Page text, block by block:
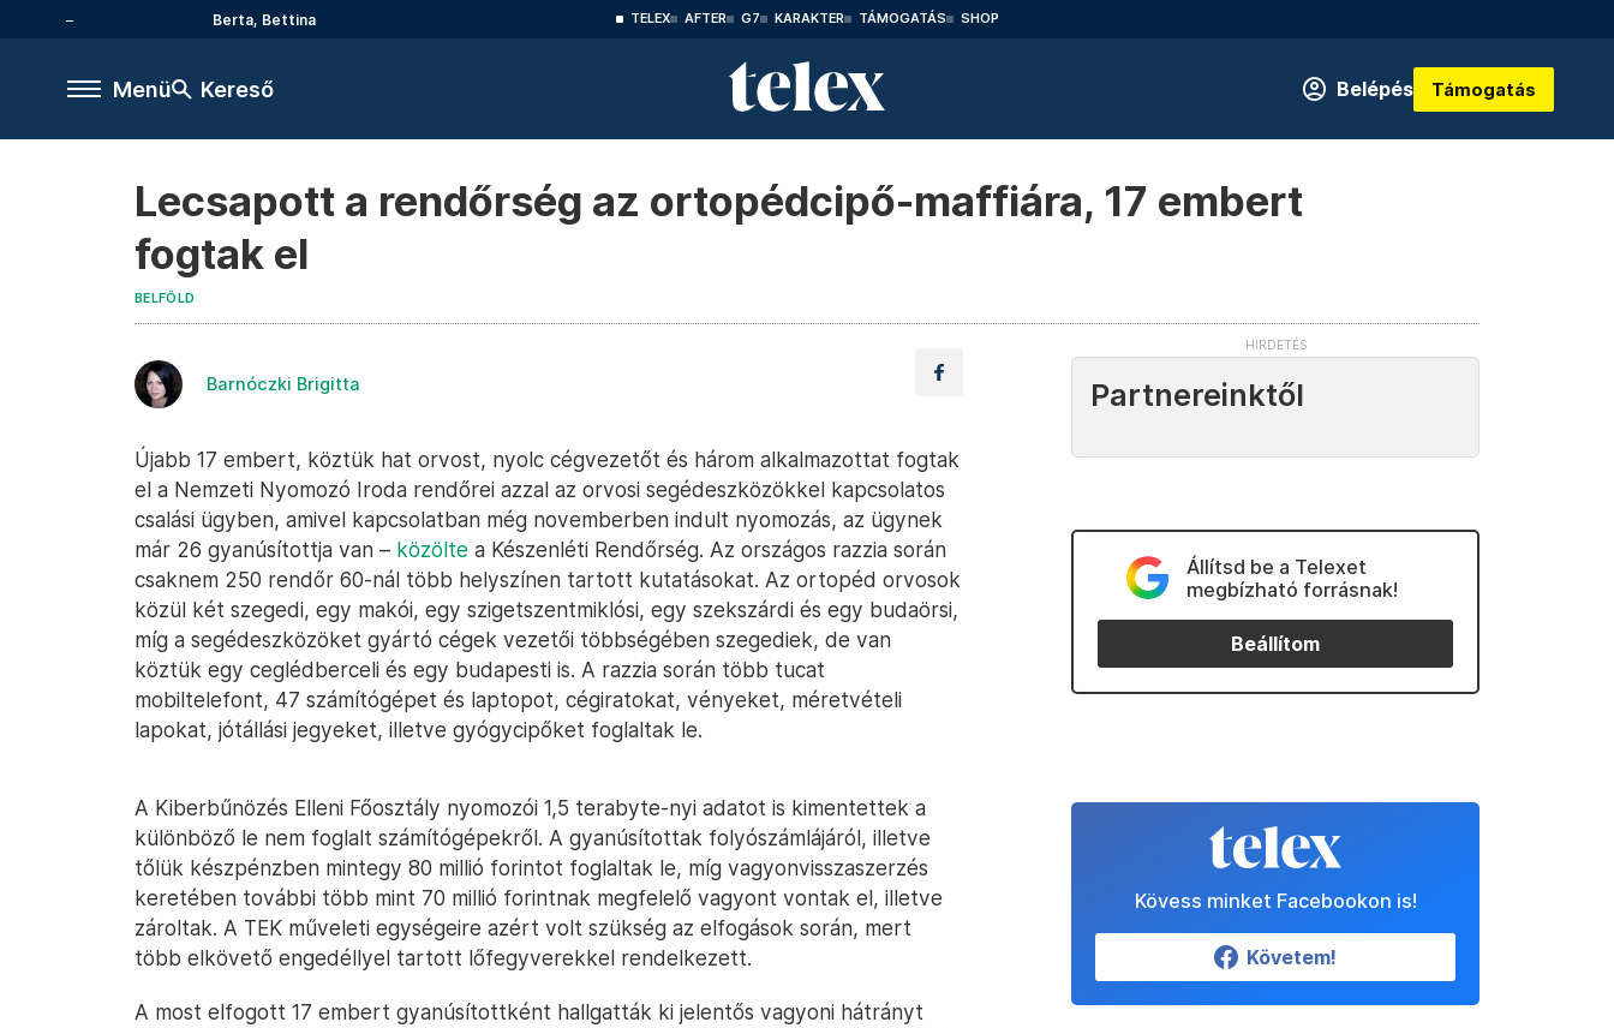
Berta, Bettina TELEX AFTER G7 KARAKTER TÁMOGATÁS SHOP
Menü Kereső Belépés Támogatás
Lecsapott a rendőrség az ortopédcipő-maffiára, 17 embert
fogtak el
BELFÖLD
Barnóczki Brigitta
Újabb 17 embert, köztük hat orvost, nyolc cégvezetőt és három alkalmazottat fogtak
el a Nemzeti Nyomozó Iroda rendőrei azzal az orvosi segédeszközökkel kapcsolatos
csalási ügyben, amivel kapcsolatban még novemberben indult nyomozás, az ügynek
már 26 gyanúsítottja van – közölte a Készenléti Rendőrség. Az országos razzia során
csaknem 250 rendőr 60-nál több helyszínen tartott kutatásokat. Az ortopéd orvosok
közül két szegedi, egy makói, egy szigetszentmiklósi, egy szekszárdi és egy budaörsi,
míg a segédeszközöket gyártó cégek vezetői többségében szegediek, de van
köztük egy ceglédberceli és egy budapesti is. A razzia során több tucat
mobiltelefont, 47 számítógépet és laptopot, cégiratokat, vényeket, méretvételi
lapokat, jótállási jegyeket, illetve gyógycipőket foglaltak le.
A Kiberbűnözés Elleni Főosztály nyomozói 1,5 terabyte-nyi adatot is kimentettek a
különböző le nem foglalt számítógépekről. A gyanúsítottak folyószámlájáról, illetve
tőlük készpénzben mintegy 80 millió forintot foglaltak le, míg vagyonvisszaszerzés
keretében további több mint 70 millió forintnak megfelelő vagyont vontak el, illetve
zároltak. A TEK műveleti egységeire azért volt szükség az elfogások során, mert
több elkövető engedéllyel tartott lőfegyverekkel rendelkezett.
A most elfogott 17 embert gyanúsítottként hallgatták ki jelentős vagyoni hátrányt
Partnereinktől
Állítsd be a Telexet
megbízható forrásnak!
Beállítom
Kövess minket Facebookon is!
Követem!